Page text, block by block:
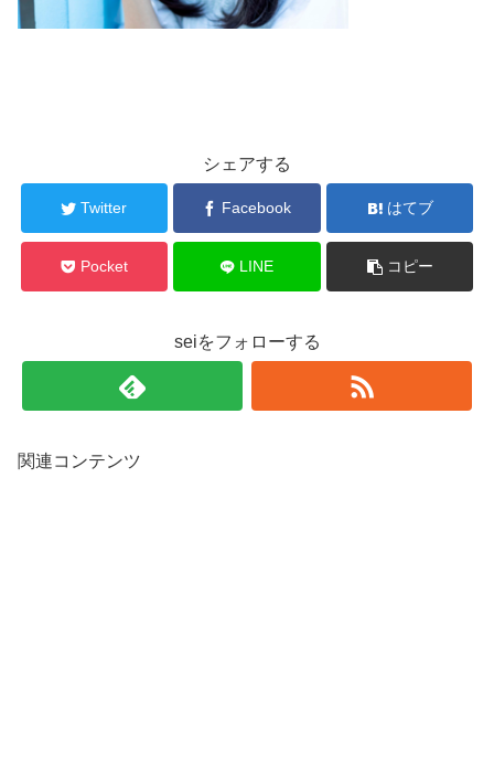
シェアする
Twitter Facebook はてブ
Pocket LINE コピー
seiをフォローする
関連コンテンツ